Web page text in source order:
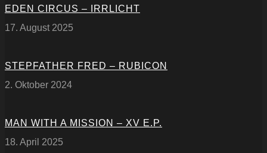
EDEN CIRCUS – IRRLICHT
17. August 2025
STEPFATHER FRED – RUBICON
2. Oktober 2024
MAN WITH A MISSION – XV E.P.
18. April 2025